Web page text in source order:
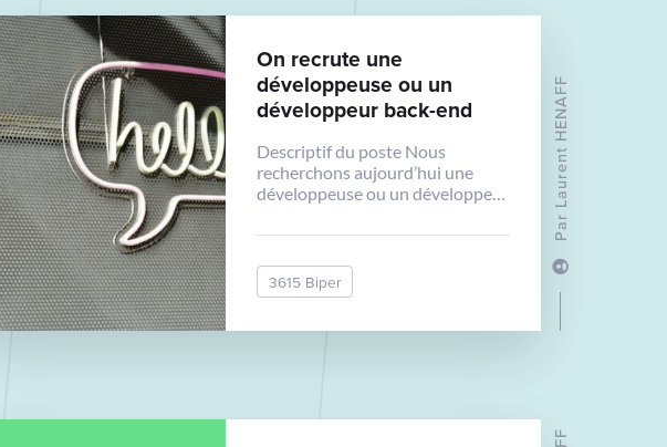
Par
Laurent HENAFF
On recrute une
développeuse ou un
développeur back-end
Descriptif du poste Nous
recherchons aujourd’hui une
développeuse ou un développeur
notre équipe. L’équipe réalise des
sites vitrines / e-commerce /
Webapps. En collaboration avec
de sites web en […]
3615 Biper